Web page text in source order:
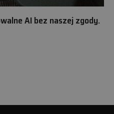
AI bez naszej zgody.